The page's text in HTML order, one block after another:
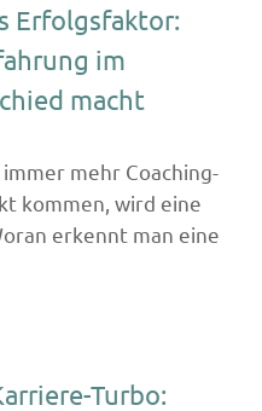
Erfolgsfaktor:
im
macht
mehr Coaching-
kommen, wird eine
erkennt man eine
Turbo: